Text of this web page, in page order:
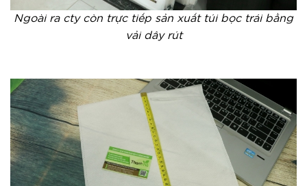
Ngoài ra cty còn trực tiếp sản xuất túi bọc trái bằng
vải dây rút